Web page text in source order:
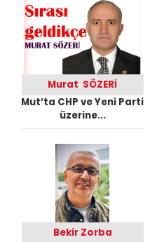
Murat SÖZERİ
Mut’ta CHP ve Yeni Parti
üzerine...
Bekir Zorba